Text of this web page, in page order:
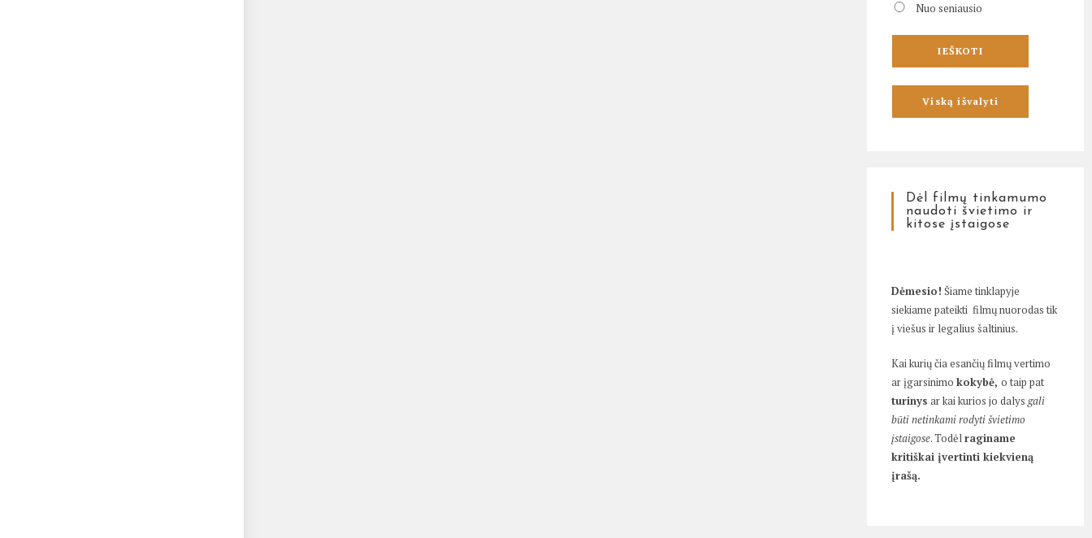
Nuo seniausio
Dėl filmų tinkamumo
naudoti švietimo ir
kitose įstaigose
Dėmesio! Šiame tinklapyje
siekiame pateikti filmų nuorodas tik
į viešus ir legalius šaltinius.
Kai kurių čia esančių filmų vertimo
ar įgarsinimokokybė,o taip pat
turinys ar kai kurios jo dalysgali
būti netinkami rodyti švietimo
įstaigose. Todėlraginame
kritiškai įvertinti kiekvieną
įrašą.